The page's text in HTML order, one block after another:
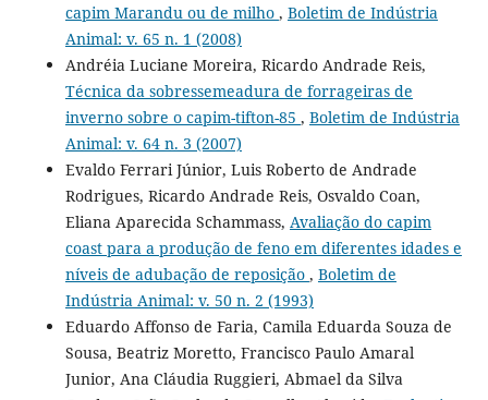
capim Marandu ou de milho , Boletim de Indústria
Animal: v. 65 n. 1 (2008)
Andréia Luciane Moreira, Ricardo Andrade Reis,
Técnica da sobressemeadura de forrageiras de
inverno sobre o capim-tifton-85 , Boletim de Indústria
Animal: v. 64 n. 3 (2007)
Evaldo Ferrari Júnior, Luis Roberto de Andrade
Rodrigues, Ricardo Andrade Reis, Osvaldo Coan,
Eliana Aparecida Schammass, Avaliação do capim
coast para a produção de feno em diferentes idades e
níveis de adubação de reposição , Boletim de
Indústria Animal: v. 50 n. 2 (1993)
Eduardo Affonso de Faria, Camila Eduarda Souza de
Sousa, Beatriz Moretto, Francisco Paulo Amaral
Junior, Ana Cláudia Ruggieri, Abmael da Silva